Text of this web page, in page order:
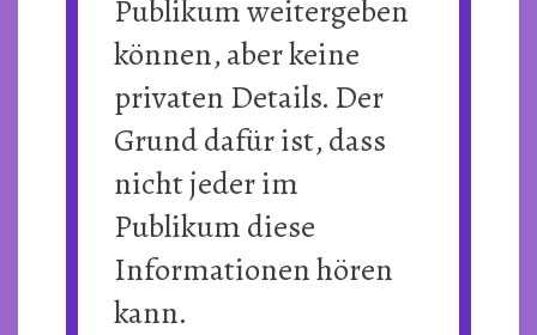
Publikum weitergeben
können, aber keine
privaten Details. Der
Grund dafür ist, dass
nicht jeder im
Publikum diese
Informationen hören
kann.